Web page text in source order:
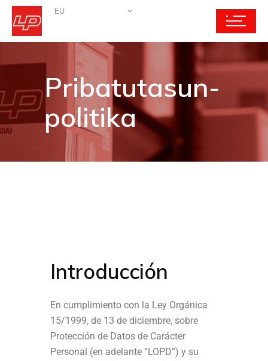
EU
Pribatutasun-
politika
Introducción
En cumplimiento con la Ley Orgánica
15/1999, de 13 de diciembre, sobre
Protección de Datos de Carácter
Personal (en adelante “LOPD”) y su